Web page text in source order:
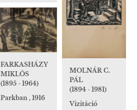
MOLNÁR C.
PÁL
(1894 - 1981)
Vizitáció
FARKASHÁZY
MIKLÓS
(1895 - 1964)
Parkban , 1916